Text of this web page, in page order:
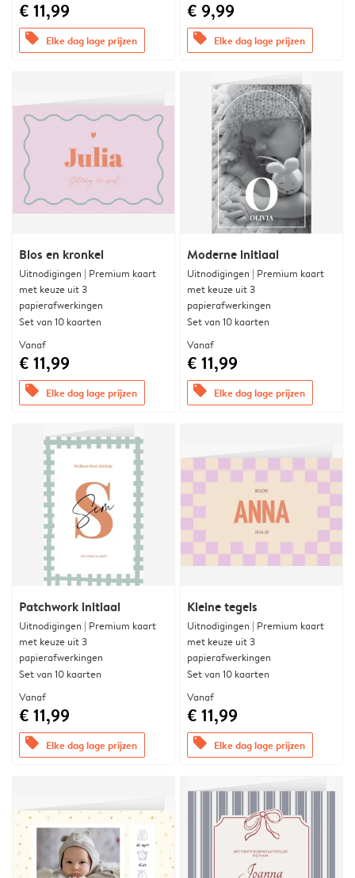
€ 11,99
offers Elke dag lage prijzen
€ 9,99
offers Elke dag lage prijzen
Blos en kronkel
Uitnodigingen | Premium kaart
met keuze uit 3
papierafwerkingen
Set van 10 kaarten
Vanaf
€ 11,99
offers Elke dag lage prijzen
Moderne initiaal
Uitnodigingen | Premium kaart
met keuze uit 3
papierafwerkingen
Set van 10 kaarten
Vanaf
€ 11,99
offers Elke dag lage prijzen
Patchwork initiaal
Uitnodigingen | Premium kaart
met keuze uit 3
papierafwerkingen
Set van 10 kaarten
Vanaf
€ 11,99
offers Elke dag lage prijzen
Kleine tegels
Uitnodigingen | Premium kaart
met keuze uit 3
papierafwerkingen
Set van 10 kaarten
Vanaf
€ 11,99
offers Elke dag lage prijzen